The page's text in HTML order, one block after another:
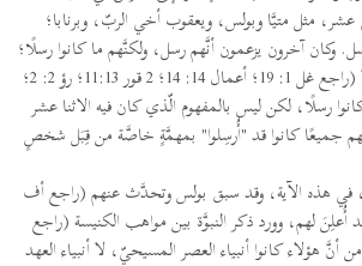
مثل متيَّا وبولس، ويعقوب أخي الربّ، وبرنابا؛
وكان آخرون يزعمون أنَّهم رسل، ولكنَّهم ما كانوا رسلًا؛
والمسيح سُمِّيَ أيضًا رسولًا (راجع غل 1: 19؛ أعمال 14: 14؛ 2 قور 11:13؛ رؤ 2: 2؛
كانوا رسلًا، لكن ليس بالمفهوم الّذي كان فيه الاثنا عشر
جميعًا كانوا قد "أُرسِلوا" بمهمَّةٍ خاصَّة من قِبَل شخصٍ
في هذه الآية، وقد سبق بولس وتحدَّث عنهم (راجع أف
قد أُعلِنَ لهم، وورد ذكر النبوَّة بين مواهب الكنيسة (راجع
من أنَّ هؤلاء كانوا أنبياء العصر المسيحيّ، لا أنبياء العهد